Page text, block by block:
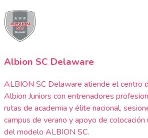
Albion SC Delaware
ALBION SC Delaware atiende el centro
Albion Juniors con entrenadores
rutas de academia y élite nacional,
campus de verano y apoyo de
del modelo ALBION SC.